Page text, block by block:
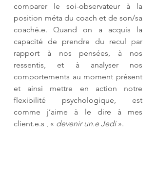
comparer le soi-observateur à la
position méta du coach et de son/sa
coaché.e. Quand on a acquis la
capacité de prendre du recul par
rapport à nos pensées, à nos
ressentis, et à analyser nos
comportements au moment présent
et ainsi mettre en action notre
flexibilité psychologique, est
comme j’aime à le dire à mes
client.e.s , « devenir un.e Jedi ».